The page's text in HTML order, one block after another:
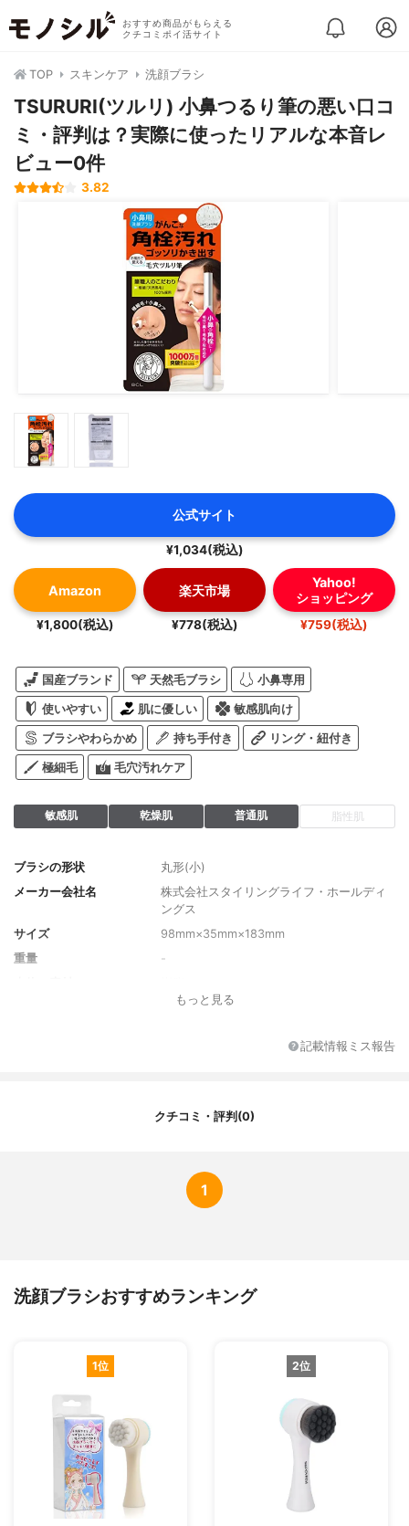
おすすめ商品がもらえる
クチコミポイ活サイト
TOP スキンケア 洗顔ブラシ
TSURURI(ツルリ) 小鼻つるり筆の悪い口コ
ミ・評判は？実際に使ったリアルな本音レ
ビュー0件
3.82
公式サイト
¥1,034(税込)
Amazon
¥1,800(税込)
楽天市場
¥778(税込)
Yahoo!
ショッピング
¥759(税込)
国産ブランド 天然毛ブラシ 小鼻専用
使いやすい 肌に優しい 敏感肌向け
ブラシやわらかめ 持ち手付き リング・紐付き
極細毛 毛穴汚れケア
敏感肌 乾燥肌 普通肌 脂性肌
ブラシの形状
丸形(小)
メーカー会社名
株式会社スタイリングライフ・ホールディ
ングス
サイズ
98mm×35mm×183mm
重量
-
もっと見る
記載情報ミス報告
クチコミ・評判(0)
1
洗顔ブラシおすすめランキング
1位 2位